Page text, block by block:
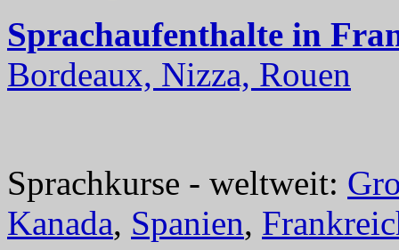
Sprachaufenthalte in
Bordeaux, Nizza, Rouen
Sprachkurse - weltweit:
Kanada, Spanien,